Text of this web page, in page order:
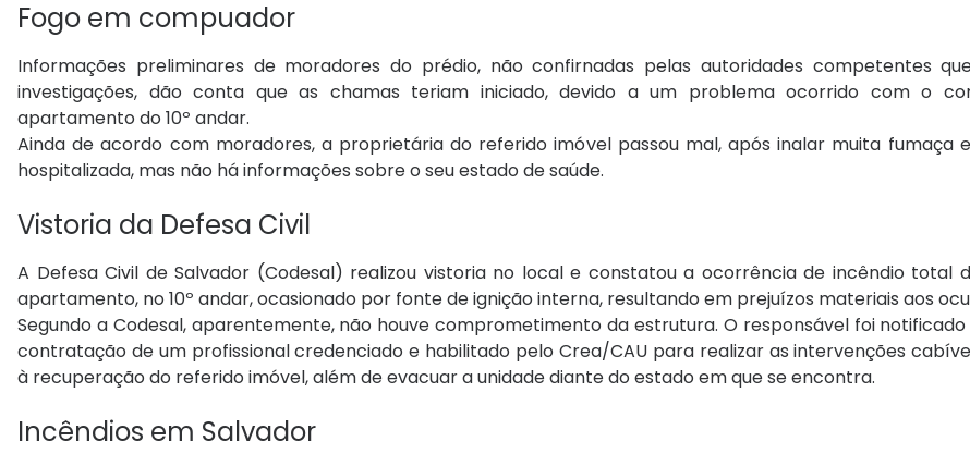
Fogo em compuador
Informações preliminares de moradores do prédio, não confirnadas pelas autoridades competentes
investigações, dão conta que as chamas teriam iniciado, devido a um problema ocorrido com o
apartamento do 10º andar.
Ainda de acordo com moradores, a proprietária do referido imóvel passou mal, após inalar muita fumaça
hospitalizada, mas não há informações sobre o seu estado de saúde.
Vistoria da Defesa Civil
A Defesa Civil de Salvador (Codesal) realizou vistoria no local e constatou a ocorrência de incêndio total
apartamento, no 10º andar, ocasionado por fonte de ignição interna, resultando em prejuízos materiais aos
Segundo a Codesal, aparentemente, não houve comprometimento da estrutura. O responsável foi
contratação de um profissional credenciado e habilitado pelo Crea/CAU para realizar as intervenções
à recuperação do referido imóvel, além de evacuar a unidade diante do estado em que se encontra.
Incêndios em Salvador